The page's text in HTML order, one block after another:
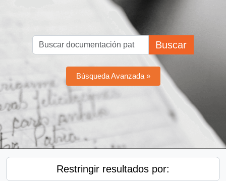
Buscar
Búsqueda Avanzada »
Restringir resultados por: